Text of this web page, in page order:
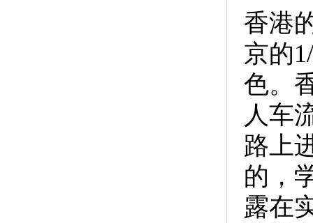
香港
京的
色。
人车
路上
的，
露在